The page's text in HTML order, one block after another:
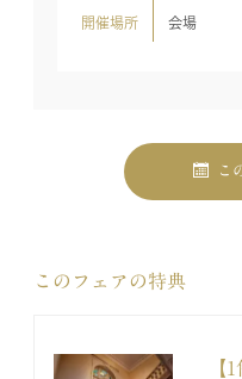
開催場所 会場
こ
このフェアの特典
【